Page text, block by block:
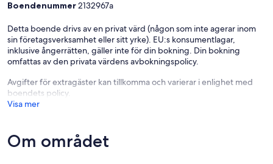
Boendenummer2132967a
Detta boende drivs av en privat värd (någon som inte agerar inom
sin företagsverksamhet eller sitt yrke). EU:s konsumentlagar,
inklusive ångerrätten, gäller inte för din bokning. Din bokning
omfattas av den privata värdens avbokningspolicy.
Avgifter för extragäster kan tillkomma och varierar i enlighet med
boendets policy.
Visa mer
Om området